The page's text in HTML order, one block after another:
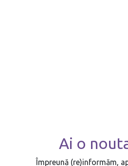
Ai o
Împreună (re)informăm,